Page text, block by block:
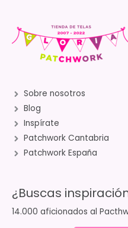
Sobre nosotros
Blog
Inspírate
Patchwork Cantabria
Patchwork España
¿Buscas
14.000 aficionados al